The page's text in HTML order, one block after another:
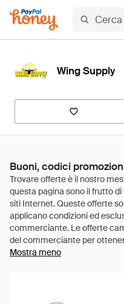
Wing Supply
Buoni, codici
Mostra meno